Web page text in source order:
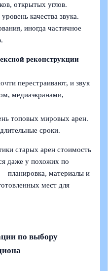
открытых углов.
качества звука.
иногда частичное
реконструкции
перестраивают, и звук
медиаэкранами,
топовых мировых арен.
сроки.
старых арен стоимость
даже у похожих по
планировка, материалы и
мест для
по выбору